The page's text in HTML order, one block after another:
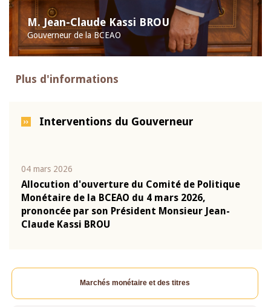
M. Jean-Claude Kassi BROU
Gouverneur de la BCEAO
Plus d'informations
Interventions du Gouverneur
04 mars 2026
Allocution d'ouverture du Comité de Politique
Monétaire de la BCEAO du 4 mars 2026,
prononcée par son Président Monsieur Jean-
Claude Kassi BROU
Marchés monétaire et des titres